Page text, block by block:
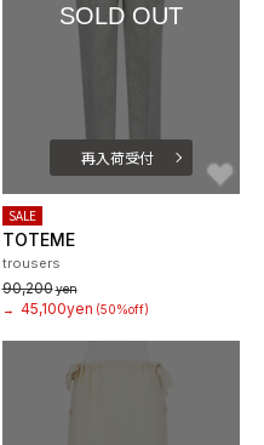
SOLD OUT
再入荷受付
SALE
TOTEME
trousers
90,200yen
→ 45,100yen (50%off)